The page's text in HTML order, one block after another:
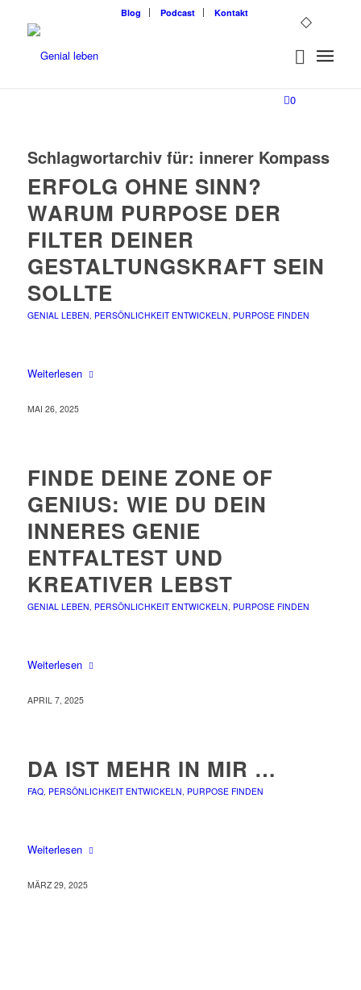
Blog Podcast Kontakt
0
Schlagwortarchiv für: innerer Kompass
ERFOLG OHNE SINN?
WARUM PURPOSE DER
FILTER DEINER
GESTALTUNGSKRAFT SEIN
SOLLTE
GENIAL LEBEN, PERSÖNLICHKEIT ENTWICKELN, PURPOSE FINDEN
Weiterlesen
MAI 26, 2025
FINDE DEINE ZONE OF
GENIUS: WIE DU DEIN
INNERES GENIE
ENTFALTEST UND
KREATIVER LEBST
GENIAL LEBEN, PERSÖNLICHKEIT ENTWICKELN, PURPOSE FINDEN
Weiterlesen
APRIL 7, 2025
DA IST MEHR IN MIR …
FAQ, PERSÖNLICHKEIT ENTWICKELN, PURPOSE FINDEN
Weiterlesen
MÄRZ 29, 2025